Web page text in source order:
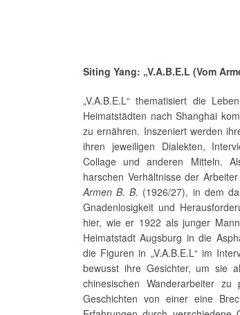
Siting Yang: „V.A.B.E.L (Vom
„V.A.B.E.L“ thematisiert die
Heimatstädten nach Shanghai
zu ernähren. Inszeniert werden
ihren jeweiligen Dialekten,
Collage und anderen Mitteln.
harschen Verhältnisse der
Armen B. B. (1926/27), in dem
Gnadenlosigkeit und
hier, wie er 1922 als junger
Heimatstadt Augsburg in die
die Figuren in „V.A.B.E.L“ im
bewusst ihre Gesichter, um sie
chinesischen Wanderarbeiter
Geschichten von einer eine